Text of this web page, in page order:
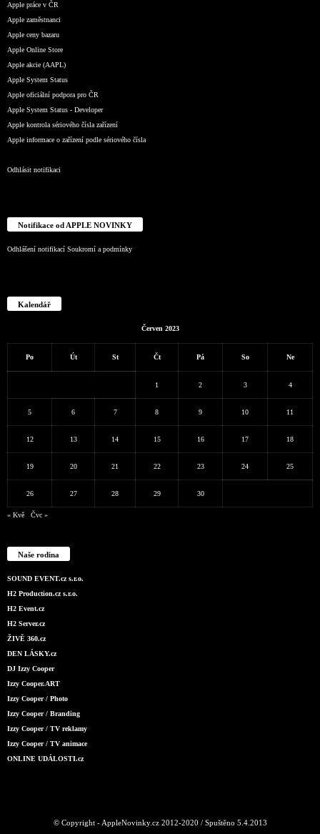
Apple práce v ČR
Apple zaměstnanci
Apple ceny bazaru
Apple Online Store
Apple akcie (AAPL)
Apple System Status
Apple oficiální podpora pro ČR
Apple System Status - Developer
Apple kontrola sériového čísla zařízení
Apple informace o zařízení podle sériového čísla
Odhlásit notifikaci
Notifikace od APPLE NOVINKY
Odhlášení notifikací Soukromí a podmínky
Kalendář
Červen 2023
Po Út St Čt Pá So Ne
1 2 3 4
5 6 7 8 9 10 11
12 13 14 15 16 17 18
19 20 21 22 23 24 25
26 27 28 29 30
« Kvě Čvc »
Naše rodina
SOUND EVENT.cz s.r.o.
H2 Production.cz s.r.o.
H2 Event.cz
H2 Server.cz
ŽIVĚ 360.cz
DEN LÁSKY.cz
DJ Izzy Cooper
Izzy Cooper.ART
Izzy Cooper / Photo
Izzy Cooper / Branding
Izzy Cooper / TV reklamy
Izzy Cooper / TV animace
ONLINE UDÁLOSTI.cz
© Copyright - AppleNovinky.cz 2012-2020 / Spuštěno 5.4.2013